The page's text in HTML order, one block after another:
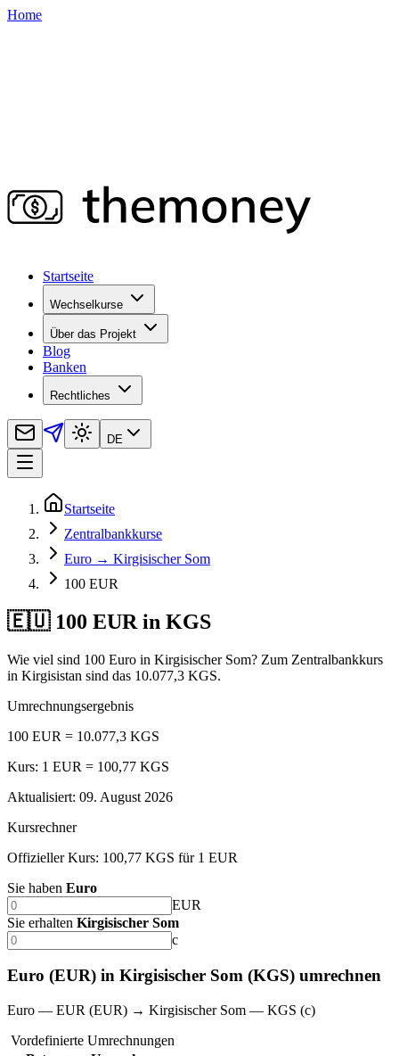
Home
Startseite
Wechselkurse
Über das Projekt
Blog
Banken
Rechtliches
DE
Startseite
Zentralbankkurse
Euro → Kirgisischer Som
100 EUR
🇪🇺 100 EUR in KGS
Wie viel sind 100 Euro in Kirgisischer Som? Zum Zentralbankkurs
in Kirgisistan sind das 10.077,3 KGS.
Umrechnungsergebnis
100 EUR = 10.077,3 KGS
Kurs: 1 EUR = 100,77 KGS
Aktualisiert: 09. August 2026
Kursrechner
Offizieller Kurs: 100,77 KGS für 1 EUR
Sie haben Euro
EUR
Sie erhalten Kirgisischer Som
с
Euro (EUR) in Kirgisischer Som (KGS) umrechnen
Euro — EUR (EUR) → Kirgisischer Som — KGS (с)
Vordefinierte Umrechnungen